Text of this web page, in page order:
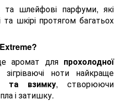
та шлейфові парфуми, які
шкірі протягом багатьох
аромат для прохолодної
ноти найкраще
та взимку, створюючи
і затишку.